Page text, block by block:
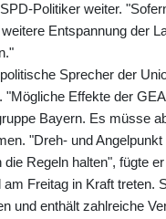
Politiker weiter.
Entspannung der
Sprecher der
"Mögliche Effekte der
Bayern. Es müsse
"Dreh- und
Regeln halten", fügte
Freitag in Kraft treten.
und enthält zahlreiche